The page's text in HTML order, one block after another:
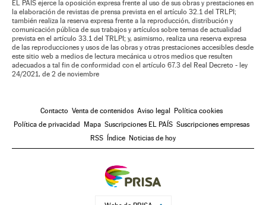
EL PAÍS ejerce la oposición expresa frente al uso de sus obras y prestaciones en
la elaboración de revistas de prensa prevista en el artículo 32.1 del TRLPI;
también realiza la reserva expresa frente a la reproducción, distribución y
comunicación pública de sus trabajos y artículos sobre temas de actualidad
prevista en el artículo 33.1 del TRLPI; y, asimismo, realiza una reserva expresa
de las reproducciones y usos de las obras y otras prestaciones accesibles desde
este sitio web a medios de lectura mecánica u otros medios que resulten
adecuados a tal fin de conformidad con el artículo 67.3 del Real Decreto - ley
24/2021, de 2 de noviembre
Contacto Venta de contenidos Aviso legal Política cookies
Política de privacidad Mapa Suscripciones EL PAÍS Suscripciones empresas
RSS Índice Noticias de hoy